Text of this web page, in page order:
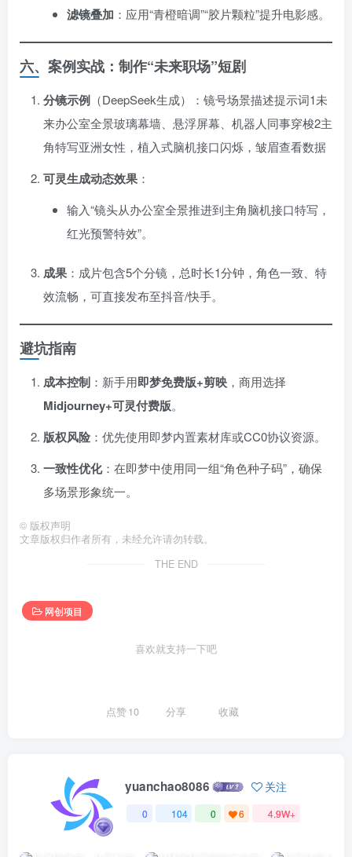
滤镜叠加 ：应用“青橙暗调”“胶片颗粒”提升电影感。
六、案例实战：制作“未来职场”短剧
分镜示例 ​（DeepSeek生成）：镜号场景描述提示词1未
来办公室全景玻璃幕墙、悬浮屏幕、机器人同事穿梭2主
角特写亚洲女性，植入式脑机接口闪烁，皱眉查看数据
可灵生成动态效果 ：
输入“镜头从办公室全景推进到主角脑机接口特写，
红光预警特效”。
成果 ：成片包含5个分镜，总时长1分钟，角色一致、特
效流畅，可直接发布至抖音/快手。
避坑指南
成本控制 ：新手用即梦免费版+剪映 ，商用选择
Midjourney+可灵付费版。
版权风险 ：优先使用即梦内置素材库或CC0协议资源。
一致性优化：在即梦中使用同一组“角色种子码”，确保
多场景形象统一。
© 版权声明
文章版权归作者所有，未经允许请勿转载。
THE END
网创项目
喜欢就支持一下吧
点赞10 分享 收藏
yuanchao8086 关注
0 104 0 6 4.9W+